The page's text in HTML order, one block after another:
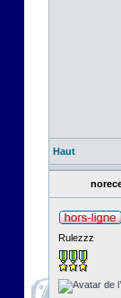
Haut
Rulezzz